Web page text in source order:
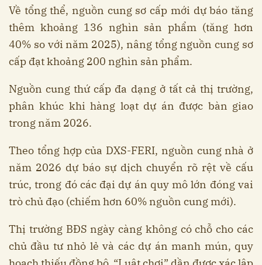
Về tổng thể, nguồn cung sơ cấp mới dự báo tăng
thêm khoảng 136 nghìn sản phẩm (tăng hơn
40% so với năm 2025), nâng tổng nguồn cung sơ
cấp đạt khoảng 200 nghìn sản phẩm.
Nguồn cung thứ cấp đa dạng ở tất cả thị trường,
phân khúc khi hàng loạt dự án được bàn giao
trong năm 2026.
Theo tổng hợp của DXS-FERI, nguồn cung nhà ở
năm 2026 dự báo sự dịch chuyển rõ rệt về cấu
trúc, trong đó các đại dự án quy mô lớn đóng vai
trò chủ đạo (chiếm hơn 60% nguồn cung mới).
Thị trường BĐS ngày càng không có chỗ cho các
chủ đầu tư nhỏ lẻ và các dự án manh mún, quy